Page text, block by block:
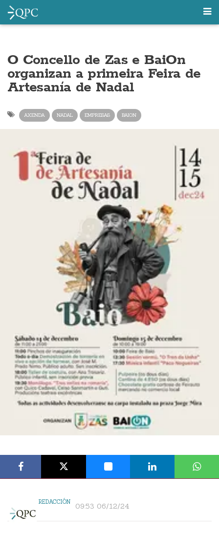
O Concello de Zas e BaiOn
organizan a primeira Feira de
Artesanía de Nadal
AXENDA NADAL EMPRESAS BAION
REDACCIÓN 09:53 06/12/24